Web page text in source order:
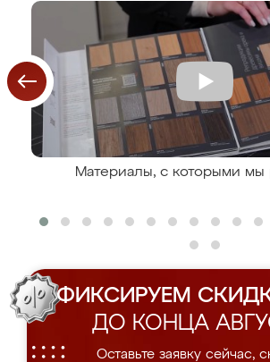
Материалы, с которыми мы
ФИКСИРУЕМ
ДО КОНЦА
Оставьте заявку сейчас,